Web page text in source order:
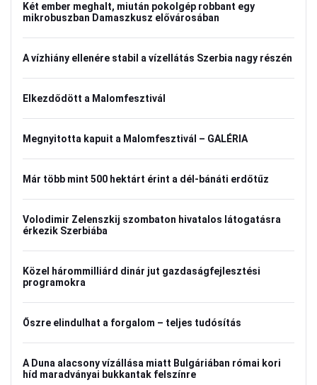
Két ember meghalt, miután pokolgép robbant egy
mikrobuszban Damaszkusz elővárosában
A vízhiány ellenére stabil a vízellátás Szerbia nagy részén
Elkezdődött a Malomfesztivál
Megnyitotta kapuit a Malomfesztivál – GALÉRIA
Már több mint 500 hektárt érint a dél-bánáti erdőtűz
Volodimir Zelenszkij szombaton hivatalos látogatásra
érkezik Szerbiába
Közel hárommilliárd dinár jut gazdaságfejlesztési
programokra
Őszre elindulhat a forgalom – teljes tudósítás
A Duna alacsony vízállása miatt Bulgáriában római kori
híd maradványai bukkantak felszínre